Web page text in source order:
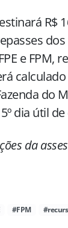
R$
e FPM,
do
dia útil
da
#FPM